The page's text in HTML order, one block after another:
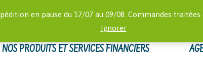
en pause du 17/07 au 09/08. Commandes traitées
Ignorer
:
NOS PRODUITS ET SERVICES FINANCIERS